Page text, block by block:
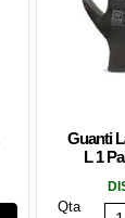
Guanti
L 1
Qta